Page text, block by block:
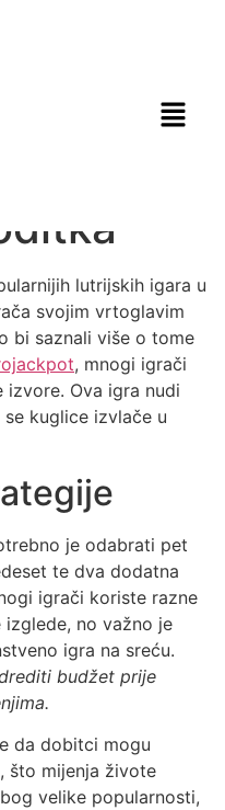
i koje su
lutrijskih igara u
svojim vrtoglavim
bi saznali više o tome
, mnogi igrači
Ova igra nudi
kuglice izvlače u
je odabrati pet
te dva dodatna
igrači koriste razne
no važno je
igra na sreću.
budžet prije
da dobitci mogu
što mijenja živote
velike popularnosti,